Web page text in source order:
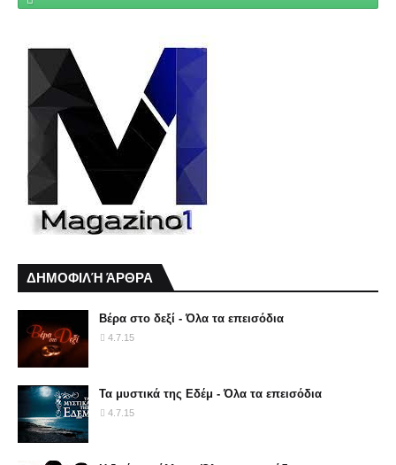
ΔΗΜΟΦΙΛΉ ΆΡΘΡΑ
Βέρα στο δεξί - Όλα τα επεισόδια
4.7.15
Τα μυστικά της Εδέμ - Όλα τα επεισόδια
4.7.15